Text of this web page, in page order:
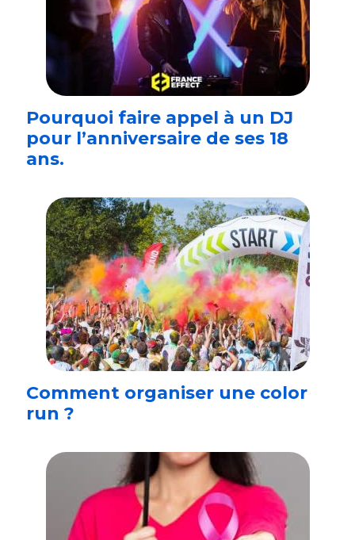
Pourquoi faire appel à un DJ
pour l’anniversaire de ses 18
ans.
Comment organiser une color
run ?